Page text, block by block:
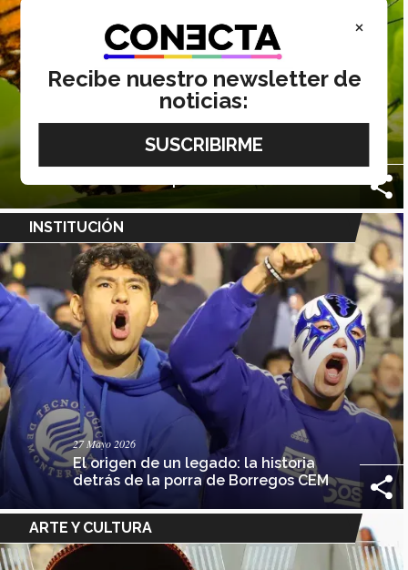
INSTITUCIÓN
27 Mayo 2026
El origen de un legado: la historia
detrás de la porra de Borregos CEM
ARTE Y CULTURA
×
Recibe nuestro newsletter de
noticias: